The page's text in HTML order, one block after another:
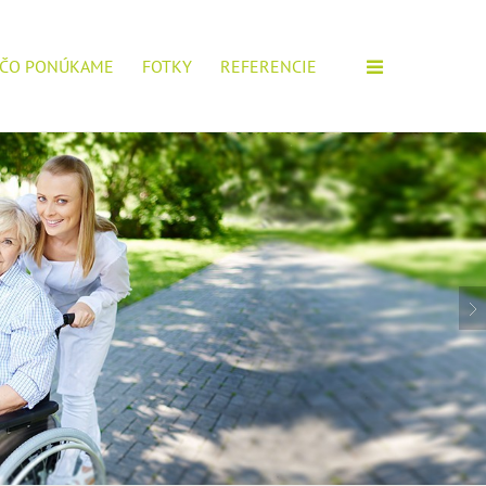
ČO PONÚKAME FOTKY REFERENCIE
ZARIADENÍ!POŠTITE SI ŽIADOSŤ.